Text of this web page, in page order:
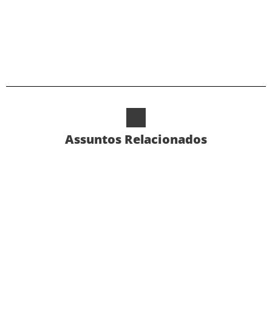
Assuntos Relacionados